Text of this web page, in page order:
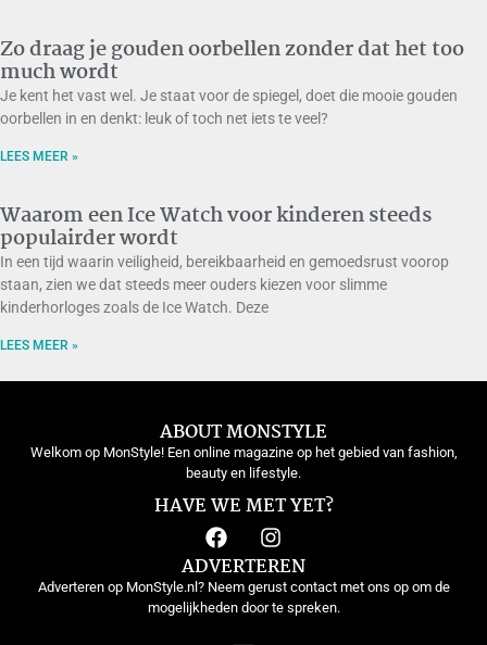
Zo draag je gouden oorbellen zonder dat het too
much wordt
Je kent het vast wel. Je staat voor de spiegel, doet die mooie gouden
oorbellen in en denkt: leuk of toch net iets te veel?
LEES MEER »
Waarom een Ice Watch voor kinderen steeds
populairder wordt
In een tijd waarin veiligheid, bereikbaarheid en gemoedsrust voorop
staan, zien we dat steeds meer ouders kiezen voor slimme
kinderhorloges zoals de Ice Watch. Deze
LEES MEER »
ABOUT MONSTYLE
Welkom op MonStyle! Een online magazine op het gebied van fashion,
beauty en lifestyle.
HAVE WE MET YET?
ADVERTEREN
Adverteren op MonStyle.nl? Neem gerust contact met ons op om de
mogelijkheden door te spreken.